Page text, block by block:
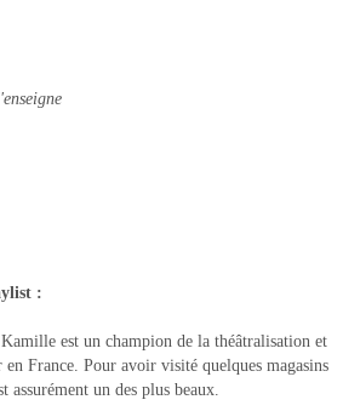
:
est un champion de la théâtralisation et
France. Pour avoir visité quelques magasins
assurément un des plus beaux.